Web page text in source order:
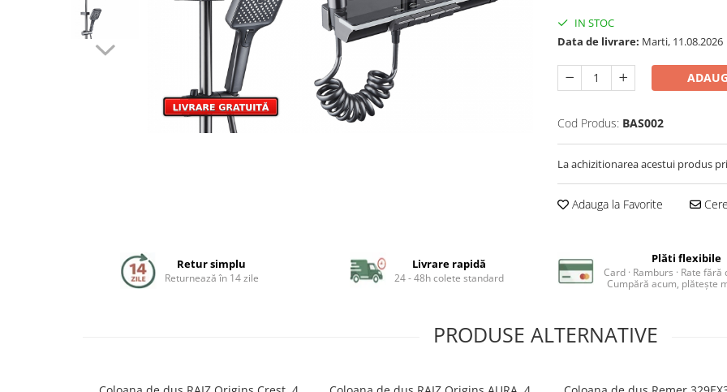
Sisteme de dus incastrate
Brate si palarii dus
Clapete de actionare
IN STOC
Data de livrare: Marti, 11.08.2026
Cod Produs: BAS002
La achizitionarea acestui produs
Adauga la Favorite
Retur simplu
Returnează în 14 zile
Livrare rapidă
24 - 48h colete standard
Plăti flexibile
Card · Ramburs · Rate fără
Cumpără acum, plătește
PRODUSE ALTERNATIVE